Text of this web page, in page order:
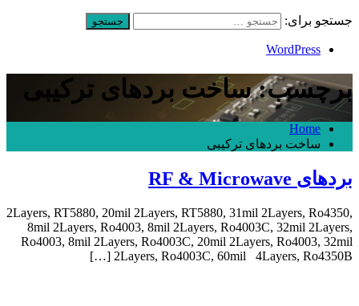
جستجو برای:
WordPress
برچسب: ساخت بردهای ترکیبی
Home
ساخت بردهای ترکیبی
بردهای RF & Microwave
2Layers, RT5880, 20mil 2Layers, RT5880, 31mil 2Layers, Ro4350,
8mil 2Layers, Ro4003, 8mil 2Layers, Ro4003C, 32mil 2Layers,
Ro4003, 8mil 2Layers, Ro4003C, 20mil 2Layers, Ro4003, 32mil
2Layers, Ro4003C, 60mil 4Layers, Ro4350B […]